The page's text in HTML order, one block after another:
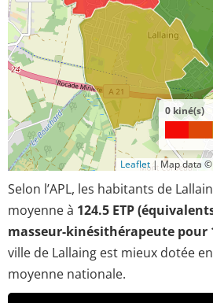
0 kiné(s)
Leaflet|Map data ©
Selon l’APL, les habitants de
moyenne à 124.5 ETP
masseur-kinésithérapeute pour
ville de Lallaing est mieux dotée
moyenne nationale.